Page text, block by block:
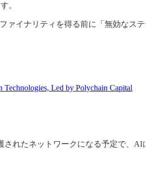
。
イナリティを得る前に「無効なス
Led by Polychain Capital
れたネットワークになる予定で、